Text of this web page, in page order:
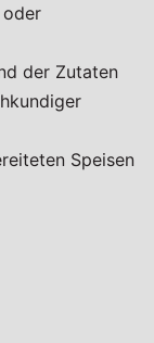
oder
der Zutaten
Speisen